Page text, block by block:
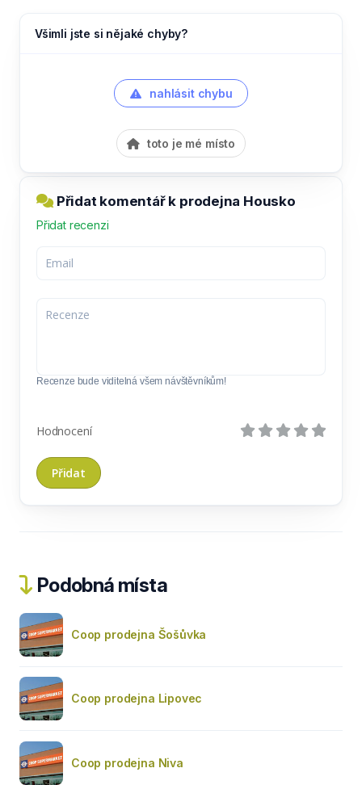
Všimli jste si nějaké chyby?
nahlásit chybu
toto je mé místo
Přidat komentář k prodejna Housko
Přidat recenzi
Recenze bude viditelná všem návštěvníkům!
Hodnocení
Podobná místa
Coop prodejna Šošůvka
Coop prodejna Lipovec
Coop prodejna Niva